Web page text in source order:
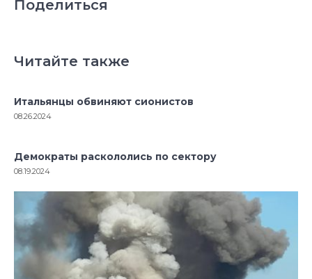
Поделиться
Читайте также
Итальянцы обвиняют сионистов
08.26.2024
Демократы раскололись по сектору
08.19.2024